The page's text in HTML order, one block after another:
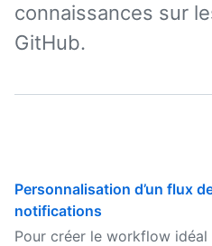
connaissances sur
GitHub.
Personnalisation d’un flux
notifications
Pour créer le workflow